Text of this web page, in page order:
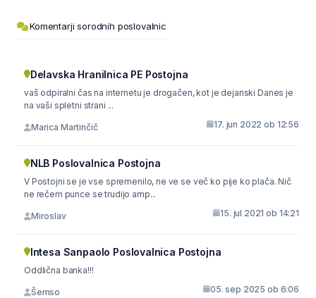
Komentarji sorodnih poslovalnic
Delavska Hranilnica PE Postojna
vaš odpiralni čas na internetu je drogačen, kot je dejanski Danes je
na vaši spletni strani ...
Marica Martinčič 17. jun 2022 ob 12:56
NLB Poslovalnica Postojna
V Postojni se je vse spremenilo, ne ve se več ko pije ko plača. Nič
ne rečem punce se trudijo amp...
Miroslav 15. jul 2021 ob 14:21
Intesa Sanpaolo Poslovalnica Postojna
Oddlična banka!!!
Šemso 05. sep 2025 ob 6:06